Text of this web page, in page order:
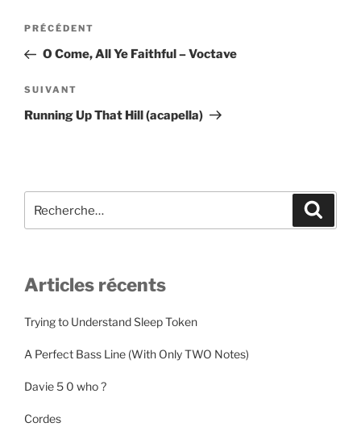
Navigation
l’article
Article
précédent
PRÉCÉDENT
O Come, All Ye Faithful – Voctave
Article
suivant
SUIVANT
Running Up That Hill (acapella)
pour
Articles récents
Trying to Understand Sleep Token
A Perfect Bass Line (With Only TWO Notes)
Davie 5 0 who ?
Cordes